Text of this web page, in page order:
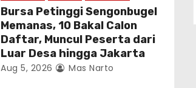
Bursa Petinggi Sengonbugel
Memanas, 10 Bakal Calon
Daftar, Muncul Peserta dari
Luar Desa hingga Jakarta
Aug 5, 2026 Mas Narto